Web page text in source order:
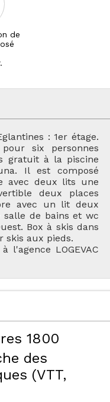
de
: 1er étage.
six personnes
gratuit à la piscine
Il est composé
avec deux lits une
deux places
avec un lit deux
salle de bains et wc
Box à skis dans
skis aux pieds.
l'agence LOGEVAC
1800
des
(VTT,